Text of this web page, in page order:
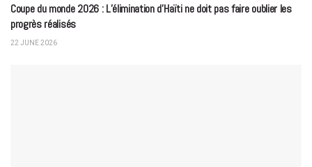
Coupe du monde 2026 : L’élimination d’Haïti ne doit pas faire oublier les
progrès réalisés
22 JUNE 2026